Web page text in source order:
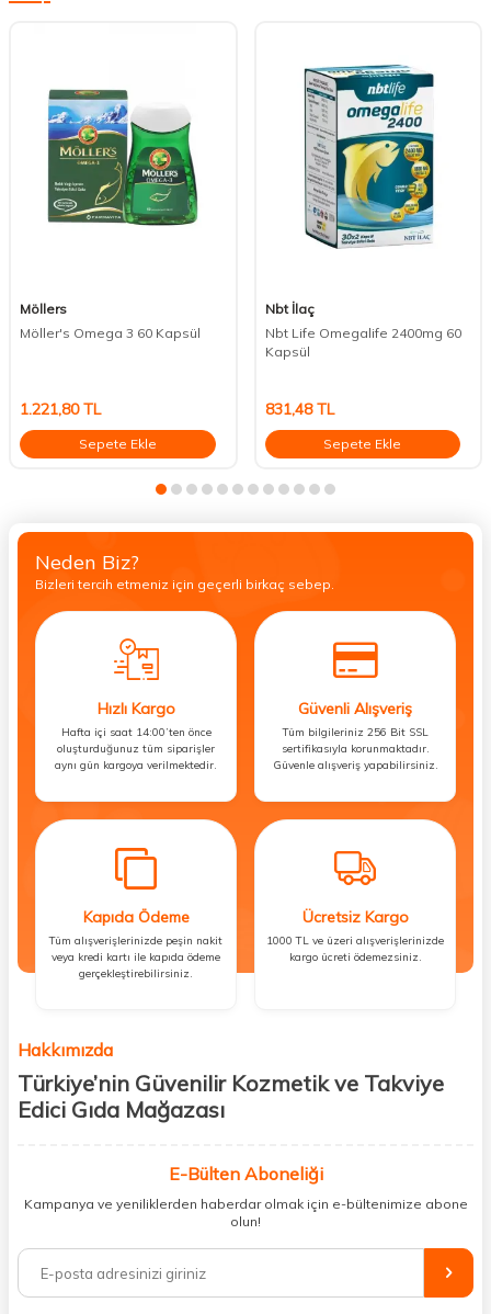
Möllers
Möller's Omega 3 60 Kapsül
1.221,80TL
Sepete Ekle
Nbt İlaç
Nbt Life Omegalife 2400mg 60
Kapsül
831,48TL
Sepete Ekle
Neden Biz?
Bizleri tercih etmeniz için geçerli birkaç sebep.
Hızlı Kargo
Hafta içi saat 14:00’ten önce
oluşturduğunuz tüm siparişler
aynı gün kargoya verilmektedir.
Güvenli Alışveriş
Tüm bilgileriniz 256 Bit SSL
sertifikasıyla korunmaktadır.
Güvenle alışveriş yapabilirsiniz.
Kapıda Ödeme
Tüm alışverişlerinizde peşin nakit
veya kredi kartı ile kapıda ödeme
gerçekleştirebilirsiniz.
Ücretsiz Kargo
1000 TL ve üzeri alışverişlerinizde
kargo ücreti ödemezsiniz.
Hakkımızda
Türkiye’nin Güvenilir Kozmetik ve Takviye
Edici Gıda Mağazası
kişisel bakım hem de takviye edici gıda ürünlerini sizlerle
buluşturuyoruz. Artık mağaza mağaza dolaşmanıza gerek yok;
ihtiyacınız olan her şeyi tek bir çatı altında topluyor ve kapınıza kadar
%100 orijinal kozmetik ve sağlık ürünleriyle güzelliğinizi tamamlayabilir,
vücudunuzu desteklemek için güvenilir takviye edici gıdalara
E-Bülten Aboneliği
Kampanya ve yeniliklerden haberdar olmak için e-bültenimize abone
olun!